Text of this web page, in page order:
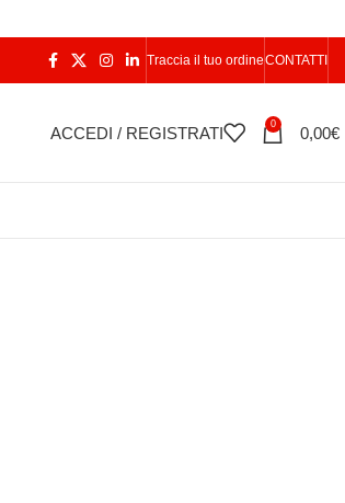
Traccia il tuo ordineCONTATTI
ACCEDI / REGISTRATI 0 0,00€